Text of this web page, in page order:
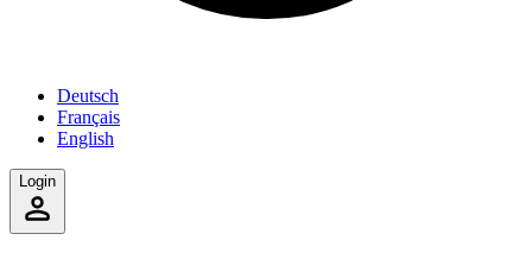
Deutsch
Français
English
Login